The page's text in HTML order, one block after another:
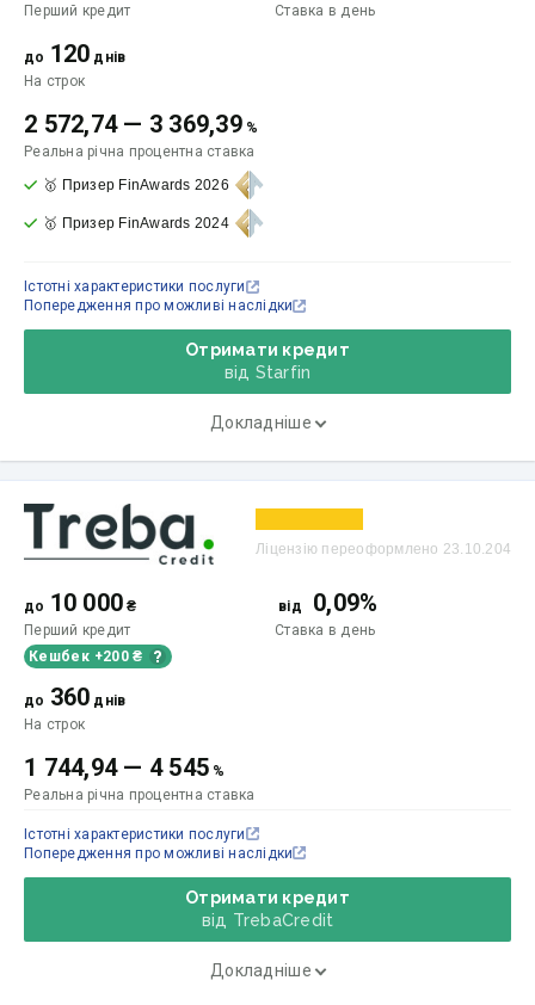
Перший кредит
Ставка в день
до 120 днів
На строк
2 572,74— 3 369,39 %
Реальна річна процентна ставка
Отримати кредит
від Starfin
Докладніше
🥇 Призер FinAwards 2026
🥇 Призер FinAwards 2024
Істотні характеристики послуги
Попередження про можливі наслідки
Ліцензію переоформлено 23.10.204
до 10 000 ₴
Перший кредит
Кешбек +200 ₴
від 0,09%
Ставка в день
до 360 днів
На строк
1 744,94— 4 545 %
Реальна річна процентна ставка
Отримати кредит
від TrebaCredit
Докладніше
Істотні характеристики послуги
Попередження про можливі наслідки